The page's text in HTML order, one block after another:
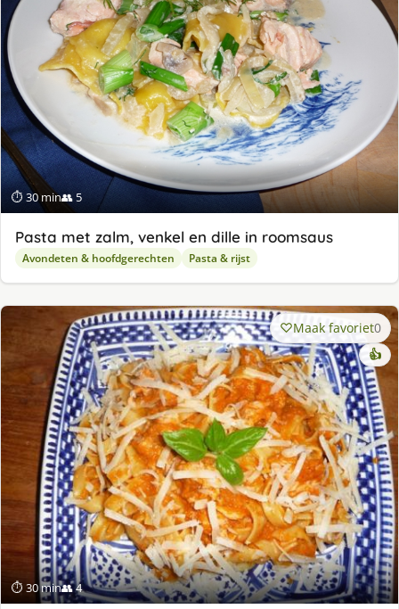
⏱ 30 min👥 5
Pasta met zalm, venkel en dille in roomsaus
Avondeten & hoofdgerechten Pasta & rijst
⏱ 30 min👥 4
Maak favoriet0
👍